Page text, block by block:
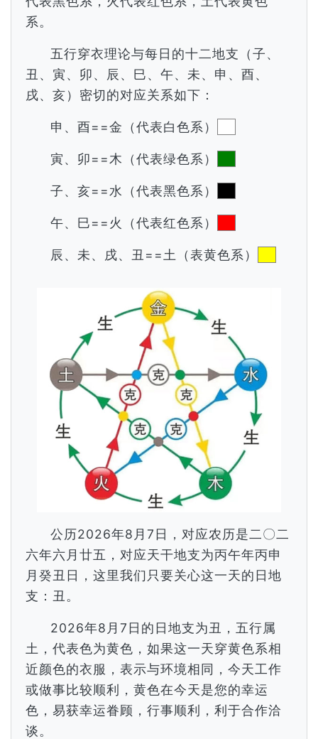
系。
五行穿衣理论与每日的十二地支（子、
丑、寅、卯、辰、巳、午、未、申、酉、
戌、亥）密切的对应关系如下：
申、酉==金（代表白色系）
寅、卯==木（代表绿色系）
子、亥==水（代表黑色系）
午、巳==火（代表红色系）
辰、未、戌、丑==土（表黄色系）
公历2026年8月7日，对应农历是二〇二
六年六月廿五，对应天干地支为丙午年丙申
月癸丑日，这里我们只要关心这一天的日地
支：丑。
2026年8月7日的日地支为丑，五行属
土，代表色为黄色，如果这一天穿黄色系相
近颜色的衣服，表示与环境相同，今天工作
或做事比较顺利，黄色在今天是您的幸运
色，易获幸运眷顾，行事顺利，利于合作洽
谈。